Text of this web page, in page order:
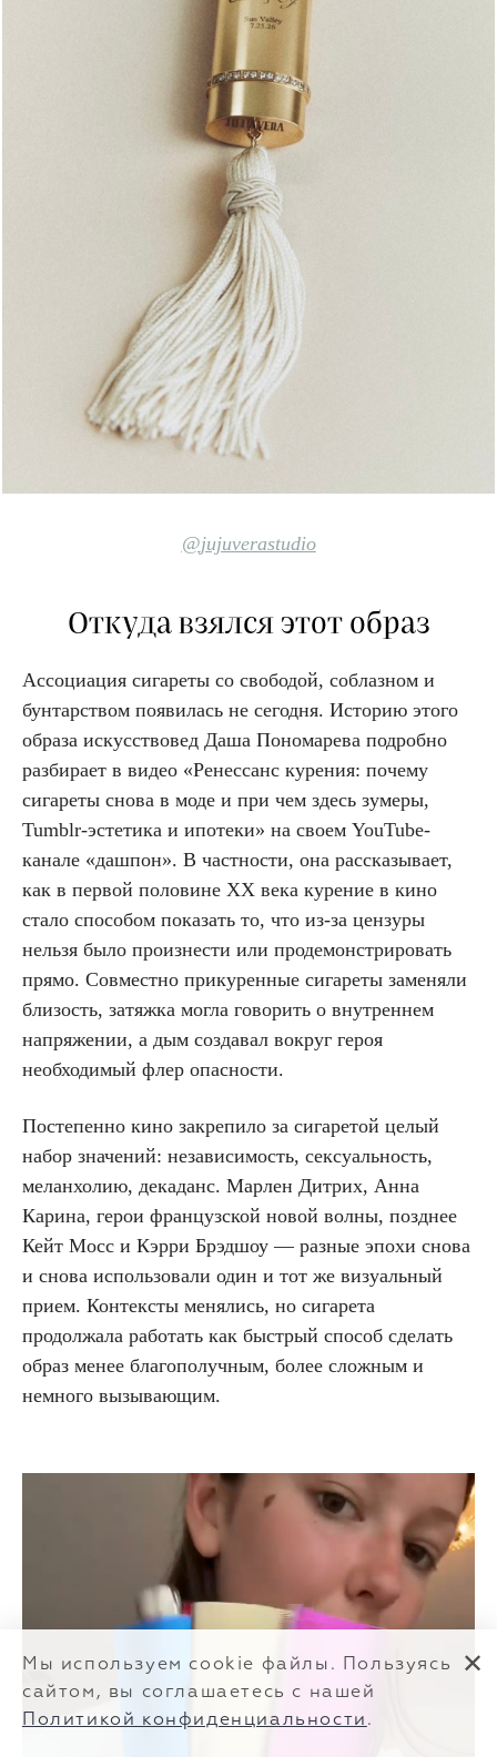
@jujuverastudio
Откуда взялся этот образ
Ассоциация сигареты со свободой, соблазном и
бунтарством появилась не сегодня. Историю этого
образа искусствовед Даша Пономарева подробно
разбирает в видео «Ренессанс курения: почему
сигареты снова в моде и при чем здесь зумеры,
Tumblr-эстетика и ипотеки» на своем YouTube-
канале «дашпон». В частности, она рассказывает,
как в первой половине XX века курение в кино
стало способом показать то, что из-за цензуры
нельзя было произнести или продемонстрировать
прямо. Совместно прикуренные сигареты заменяли
близость, затяжка могла говорить о внутреннем
напряжении, а дым создавал вокруг героя
необходимый флер опасности.
Постепенно кино закрепило за сигаретой целый
набор значений: независимость, сексуальность,
меланхолию, декаданс. Марлен Дитрих, Анна
Карина, герои французской новой волны, позднее
Кейт Мосс и Кэрри Брэдшоу — разные эпохи снова
и снова использовали один и тот же визуальный
прием. Контексты менялись, но сигарета
продолжала работать как быстрый способ сделать
образ менее благополучным, более сложным и
немного вызывающим.
Мы используем cookie файлы. Пользуясь
сайтом, вы соглашаетесь с нашей
Политикой конфиденциальности .
✕